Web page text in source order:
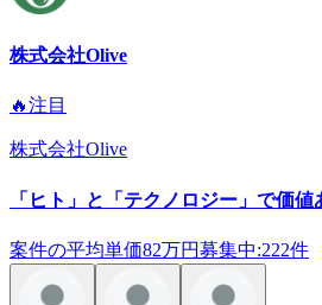
株式会社Olive
🔥注目
株式会社Olive
「ヒト」と「テクノロジー」で価値
案件の平均単価82万円募集中:222件